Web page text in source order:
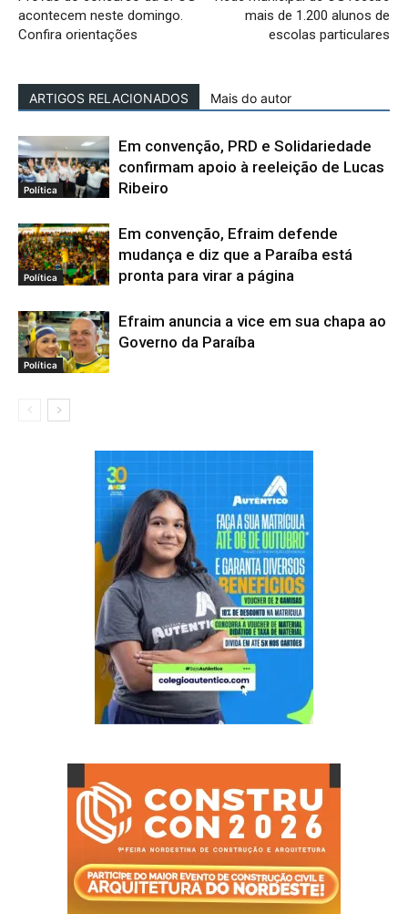
acontecem neste domingo.
Confira orientações
mais de 1.200 alunos de
escolas particulares
ARTIGOS RELACIONADOS Mais do autor
Política
Em convenção, PRD e Solidariedade
confirmam apoio à reeleição de Lucas
Ribeiro
Política
Em convenção, Efraim defende
mudança e diz que a Paraíba está
pronta para virar a página
Política
Efraim anuncia a vice em sua chapa ao
Governo da Paraíba